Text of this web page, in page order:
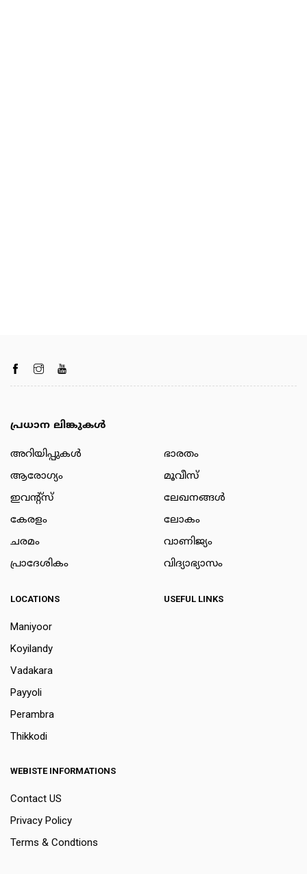
പ്രധാന ലിങ്കുകൾ
അറിയിപ്പുകള്‍
ആരോഗ്യം
ഇവന്റ്സ്
കേരളം
ചരമം
പ്രാദേശികം
ഭാരതം
മൂവീസ്
ലേഖനങ്ങള്‍
ലോകം
വാണിജ്യം
വിദ്യാഭ്യാസം
LOCATIONS
Maniyoor
Koyilandy
Vadakara
Payyoli
Perambra
Thikkodi
USEFUL LINKS
WEBISTE INFORMATIONS
Contact US
Privacy Policy
Terms & Condtions